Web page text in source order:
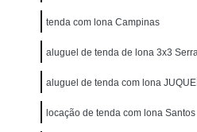
tenda com lona Campinas
aluguel de tenda de lona 3x3
aluguel de tenda com lona JUQUEÍ
locação de tenda com lona Santos